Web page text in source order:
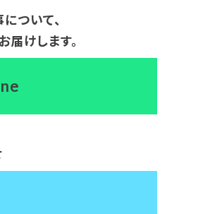
ついて、
けします。